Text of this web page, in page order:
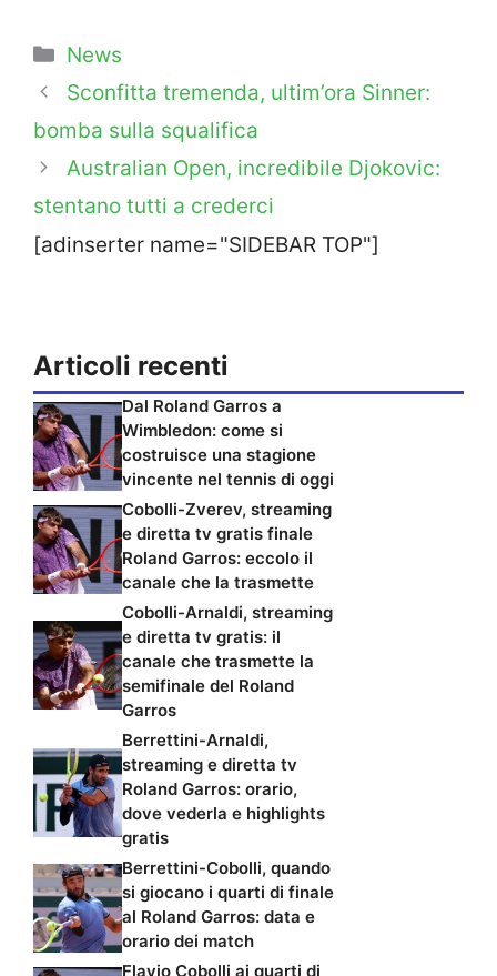
Categorie
News
Sconfitta tremenda, ultim’ora Sinner:
bomba sulla squalifica
Australian Open, incredibile Djokovic:
stentano tutti a crederci
[adinserter name="SIDEBAR TOP"]
Articoli recenti
Dal Roland Garros a
Wimbledon: come si
costruisce una stagione
vincente nel tennis di oggi
Cobolli-Zverev, streaming
e diretta tv gratis finale
Roland Garros: eccolo il
canale che la trasmette
Cobolli-Arnaldi, streaming
e diretta tv gratis: il
canale che trasmette la
semifinale del Roland
Garros
Berrettini-Arnaldi,
streaming e diretta tv
Roland Garros: orario,
dove vederla e highlights
gratis
Berrettini-Cobolli, quando
si giocano i quarti di finale
al Roland Garros: data e
orario dei match
Flavio Cobolli ai quarti di